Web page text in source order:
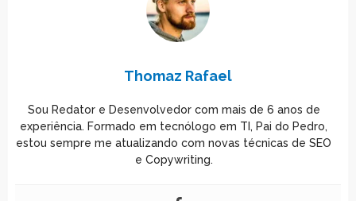
Thomaz Rafael
Sou Redator e Desenvolvedor com mais de 6 anos de
experiência. Formado em tecnólogo em TI, Pai do Pedro,
estou sempre me atualizando com novas técnicas de SEO
e Copywriting.